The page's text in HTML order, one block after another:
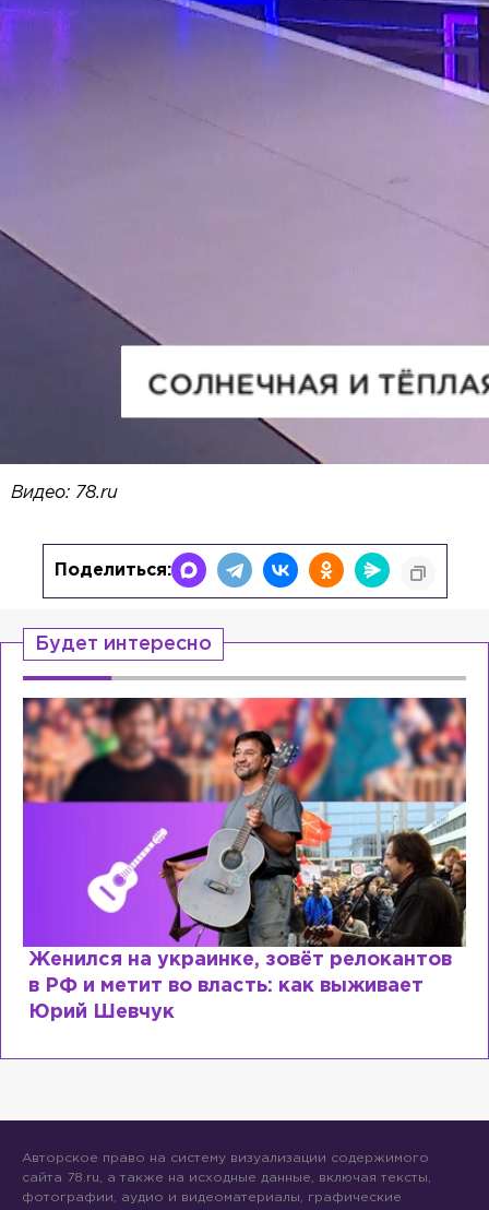
Видео: 78.ru
Поделиться:
Будет интересно
Женился на украинке, зовёт релокантов
в РФ и метит во власть: как выживает
Юрий Шевчук
Авторское право на систему визуализации содержимого
сайта 78.ru, а также на исходные данные, включая тексты,
фотографии, аудио и видеоматериалы, графические